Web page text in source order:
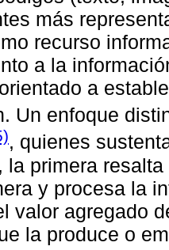
más
recurso
a la
a
Un enfoque
, quienes
la primera
y procesa la
valor agregado
la produce o